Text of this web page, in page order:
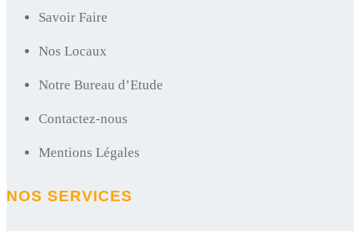
Savoir Faire
Nos Locaux
Notre Bureau d’Etude
Contactez-nous
Mentions Légales
NOS SERVICES